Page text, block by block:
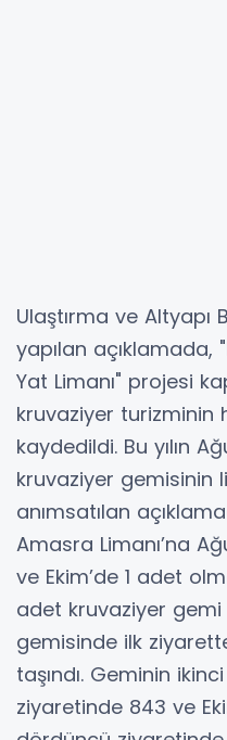
Ulaştırma ve Altyapı
yapılan açıklamada,
Yat Limanı" projesi
kruvaziyer turizminin
kaydedildi. Bu yılın
kruvaziyer gemisinin
anımsatılan
Amasra Limanı’na
ve Ekim’de 1 adet
adet kruvaziyer gemi
gemisinde ilk
taşındı. Geminin
ziyaretinde 843 ve